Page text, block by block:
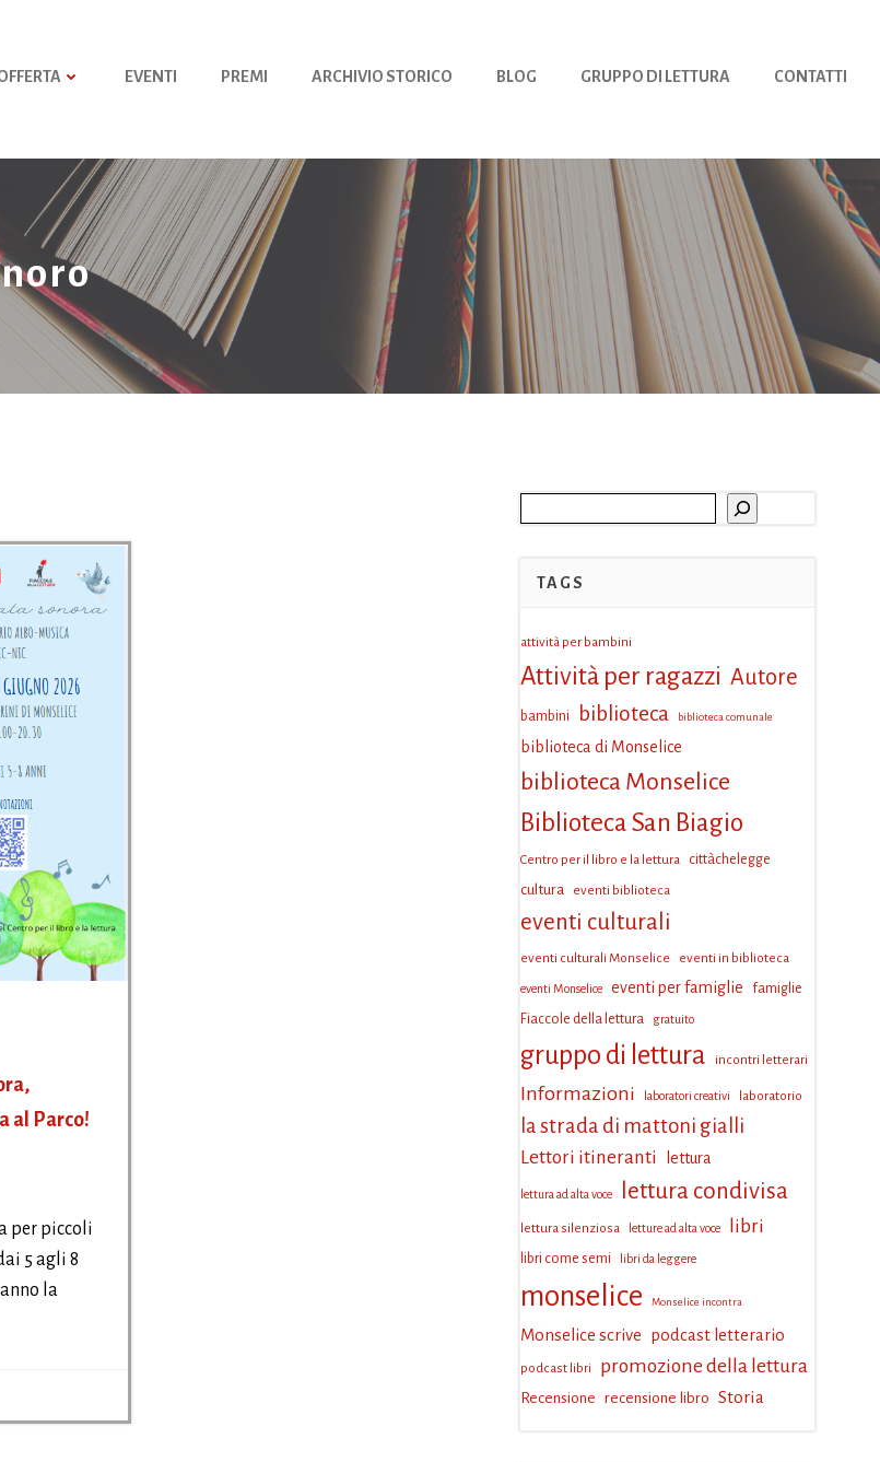
EVENTI PREMI ARCHIVIO STORICO BLOG GRUPPO DI LETTURA CONTATTI
al Parco!
per piccoli
5 agli 8
la
TAGS
attività per bambini
Attività per ragazzi Autore
bambini biblioteca biblioteca comunale
biblioteca di Monselice
biblioteca Monselice
Biblioteca San Biagio
Centro per il libro e la lettura cittàchelegge
cultura eventi biblioteca
eventi culturali
eventi culturali Monselice eventi in biblioteca
eventi Monselice eventi per famiglie
famiglie
Fiaccole della lettura
gratuito
gruppo di lettura incontri letterari
Informazioni laboratori creativi laboratorio
la strada di mattoni gialli
Lettori itineranti lettura
lettura ad alta voce lettura condivisa
lettura silenziosa letture ad alta voce libri
libri come semi libri da leggere
monselice Monselice incontra
Monselice scrive podcast letterario
podcast libri promozione della lettura
Recensione recensione libro Storia